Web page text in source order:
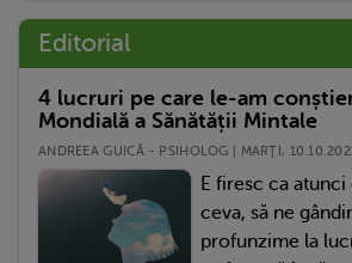
Editorial
4 lucruri pe care le-am
Mondială a Sănătății Mintale
ANDREEA GUICĂ - PSIHOLOG | MARŢI,
E firesc ca
ceva, să ne
profunzime la